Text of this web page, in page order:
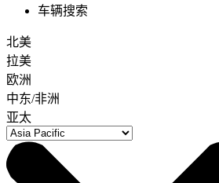
车辆搜索
北美
拉美
欧洲
中东/非洲
亚太